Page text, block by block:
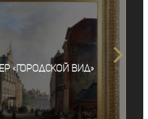
«Городской вид»